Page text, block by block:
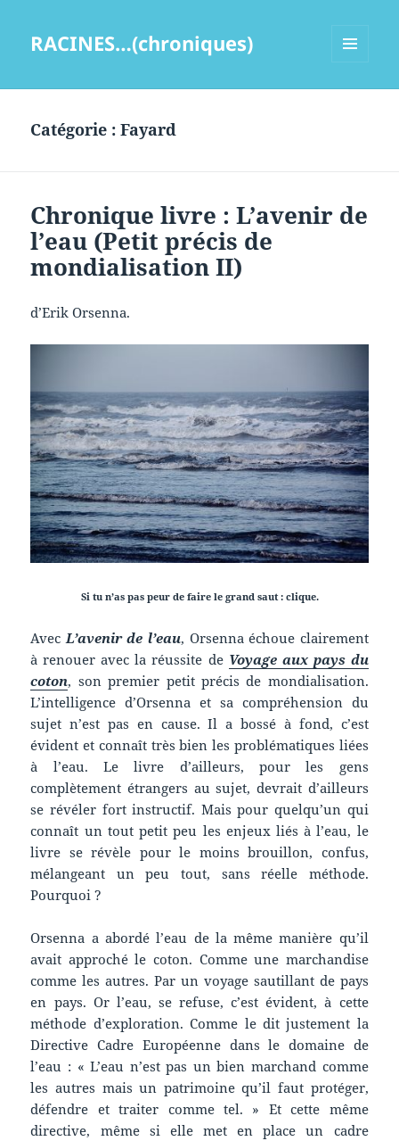
RACINES…(chroniques)
Catégorie :Fayard
Chronique livre : L’avenir de
l’eau (Petit précis de
mondialisation II)
d’Erik Orsenna.
Si tu n’as pas peur de faire le grand saut : clique.
AvecL’avenir de l’eau, Orsenna échoue clairement
à renouer avec la réussite de Voyage aux pays du
coton, son premier petit précis de mondialisation.
L’intelligence d’Orsenna et sa compréhension du
sujet n’est pas en cause. Il a bossé à fond, c’est
évident et connaît très bien les problématiques liées
à l’eau. Le livre d’ailleurs, pour les gens
complètement étrangers au sujet, devrait d’ailleurs
se révéler fort instructif. Mais pour quelqu’un qui
connaît un tout petit peu les enjeux liés à l’eau, le
livre se révèle pour le moins brouillon, confus,
mélangeant un peu tout, sans réelle méthode.
Pourquoi ?
Orsenna a abordé l’eau de la même manière qu’il
avait approché le coton. Comme une marchandise
comme les autres. Par un voyage sautillant de pays
en pays. Or l’eau, se refuse, c’est évident, à cette
méthode d’exploration. Comme le dit justement la
Directive Cadre Européenne dans le domaine de
l’eau : « L’eau n’est pas un bien marchand comme
les autres mais un patrimoine qu’il faut protéger,
défendre et traiter comme tel. » Et cette même
directive, même si elle met en place un cadre